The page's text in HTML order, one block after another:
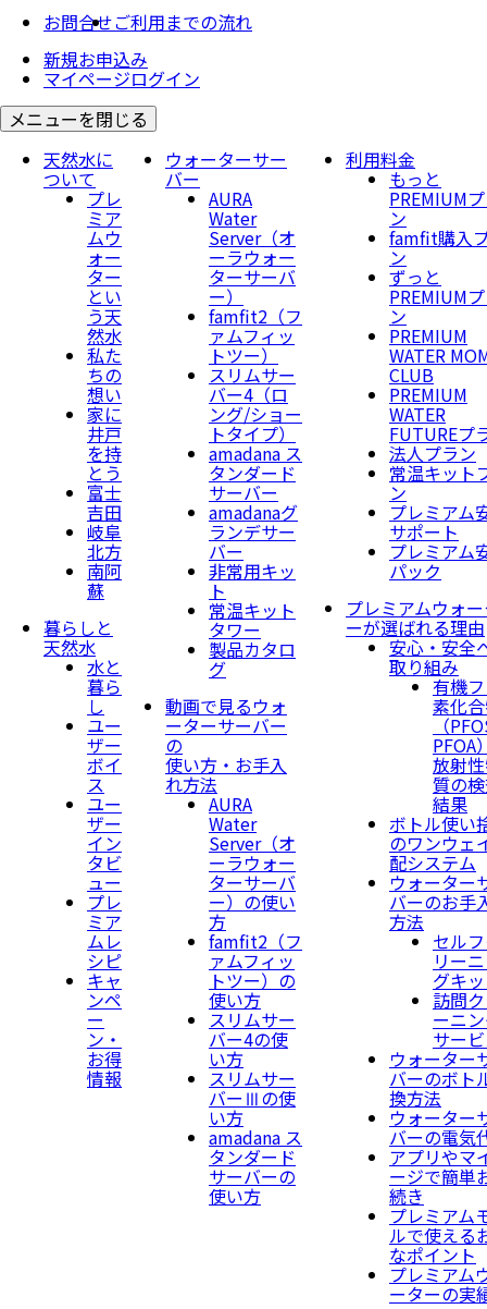
お問合せご利用までの流れ
新規お申込み
マイページログイン
メニューを閉じる
天然水に
ついて
プレ
ミア
ムウ
ォー
ター
とい
う天
然水
私た
ちの
想い
家に
井戸
を持
とう
富士
吉田
岐阜
北方
南阿
蘇
暮らしと
天然水
水と
暮ら
し
ユー
ザー
ボイ
ス
ユー
ザー
イン
タビ
ュー
プレ
ミア
ムレ
シピ
キャ
ンペ
ー
ン・
お得
情報
ウォーターサー
バー
AURA
Water
Server​（オ
ーラウォー
ターサーバ
ー）
famfit2（フ
ァムフィッ
トツー）
スリムサー
バー4（ロ
ング/ショー
トタイプ）
amadana ス
タンダード
サーバー
amadanaグ
ランデサー
バー
非常用キッ
ト
常温キット
タワー
製品カタロ
グ
動画で見るウォ
ーターサーバー
の
使い方・お手入
れ方法
AURA
Water
Server​（オ
ーラウォー
ターサーバ
ー）の使い
方
famfit2（フ
ァムフィッ
トツー）の
使い方
スリムサー
バー4の使
い方
スリムサー
バーⅢの使
い方
amadana ス
タンダード
サーバーの
使い方
利用料金
もっと
PREMIUM
ン
famfit購入
ン
ずっと
PREMIUM
ン
PREMIUM
WATER
CLUB
PREMIUM
WATER
FUTUREプ
法人プラン
常温キット
ン
プレミアム
サポート
プレミアム
パック
プレミアムウォ
ーが選ばれる理由
安心・安全
取り組み
有機
素化
（
PFOA
放射
質の
結果
ボトル使い
のワンウェ
配システム
ウォーター
バーのお手
方法
セル
リー
グキ
訪問
ーニ
サー
ウォーター
バーのボト
換方法
ウォーター
バーの電気
アプリやマ
ージで簡単
続き
プレミアム
ルで使える
なポイント
プレミアム
ーターの実